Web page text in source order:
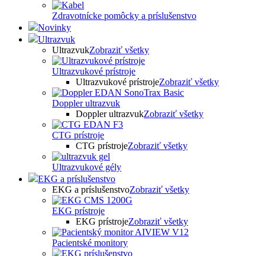
Zdravotnícke pomôcky a príslušenstvo
Novinky
Ultrazvuk
UltrazvukZobraziť všetky
Ultrazvukové prístroje
Ultrazvukové prístrojeZobraziť všetky
Doppler ultrazvuk
Doppler ultrazvukZobraziť všetky
CTG prístroje
CTG prístrojeZobraziť všetky
Ultrazvukové gély
EKG a príslušenstvo
EKG a príslušenstvoZobraziť všetky
EKG prístroje
EKG prístrojeZobraziť všetky
Pacientské monitory